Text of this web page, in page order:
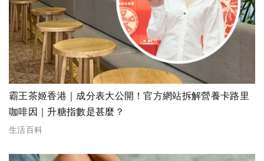
霸王茶姬香港｜成分表大公開！官方網站拆解營養卡路里
咖啡因｜升糖指數是甚麼？
生活百科